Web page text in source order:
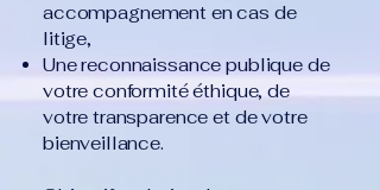
accompagnement en cas de
litige,
Une reconnaissance publique de
votre conformité éthique, de
votre transparence et de votre
bienveillance.